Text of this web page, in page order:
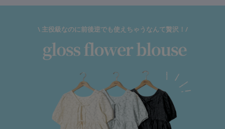
\ 主役級なのに前後逆でも使えちゃうなんて贅沢！/